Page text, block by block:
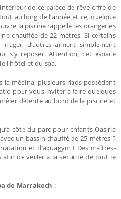
de ce palace de rêve offre de
au long de l’année et ce, quelque
la piscine rappelle les orangeries
chauffée de 22 mètres. Si certains
d’autres aiment simplement
s’y reposer. Attention, cet espace
l'hôtel et du spa.
la médina, plusieurs riads possèdent
pour vous inviter à faire quelques
détente au bord de la piscine et
côté du parc pour enfants Oasiria
un bassin chauffé de 25 mètres ?
et d’aquagym ! Des maîtres-
afin de veiller à la sécurité de tout le
de Marrakech :